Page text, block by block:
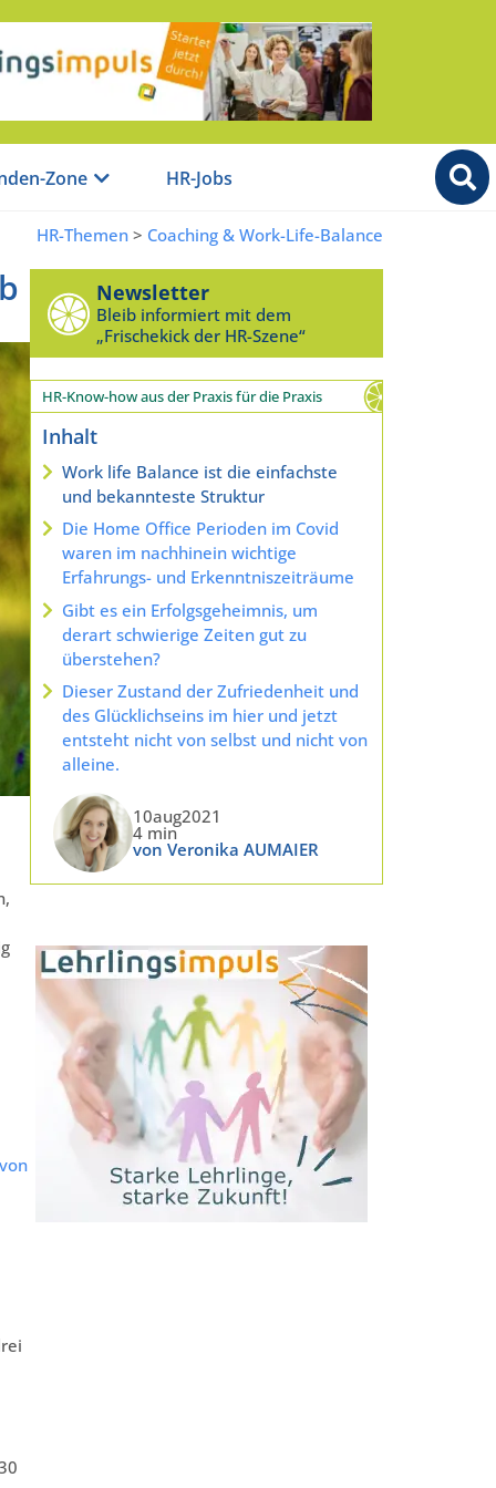
Zone HR-Jobs
HR-Themen > Coaching & Work-Life-Balance
Newsletter
Bleib informiert mit dem
„Frischekick der HR-Szene“
HR-Know-how aus der Praxis für die Praxis
Inhalt
Work life Balance ist die einfachste
und bekannteste Struktur
Die Home Office Perioden im Covid
waren im nachhinein wichtige
Erfahrungs- und Erkenntniszeiträume
Gibt es ein Erfolgsgeheimnis, um
derart schwierige Zeiten gut zu
überstehen?
Dieser Zustand der Zufriedenheit und
des Glücklichseins im hier und jetzt
entsteht nicht von selbst und nicht von
alleine.
10aug2021
4 min
von Veronika AUMAIER